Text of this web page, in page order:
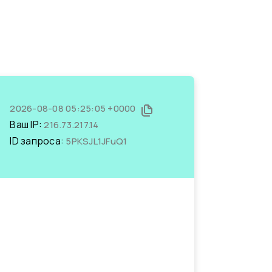
2026-08-08 05:25:05 +0000
Ваш IP:216.73.217.14
ID запроса: 5PKSJL1JFuQ1